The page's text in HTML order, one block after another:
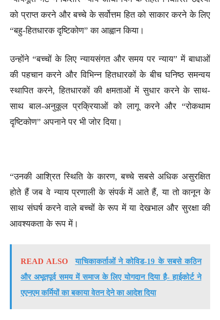
को प्राप्त करने और बच्चे के सर्वोत्तम हित को साकार करने के लिए
“बहु-हितधारक दृष्टिकोण” का आह्वान किया।
उन्होंने “बच्चों के लिए न्यायसंगत और समय पर न्याय” में बाधाओं
की पहचान करने और विभिन्न हितधारकों के बीच घनिष्ठ समन्वय
स्थापित करने, हितधारकों की क्षमताओं में सुधार करने के साथ-
साथ बाल-अनुकूल प्रक्रियाओं को लागू करने और “रोकथाम
दृष्टिकोण” अपनाने पर भी जोर दिया।
“उनकी आश्रित स्थिति के कारण, बच्चे सबसे अधिक असुरक्षित
होते हैं जब वे न्याय प्रणाली के संपर्क में आते हैं, या तो कानून के
साथ संघर्ष करने वाले बच्चों के रूप में या देखभाल और सुरक्षा की
आवश्यकता के रूप में।
READ ALSO
याचिकाकर्ताओं ने कोविड-19 के सबसे कठिन
और अभूतपूर्व समय में समाज के लिए योगदान दिया है- हाईकोर्ट ने
एएनएम कर्मियों का बकाया वेतन देने का आदेश दिया